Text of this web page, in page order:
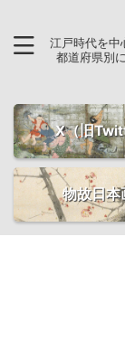
江戸時代を中
都道府県別
X（旧
物故日本